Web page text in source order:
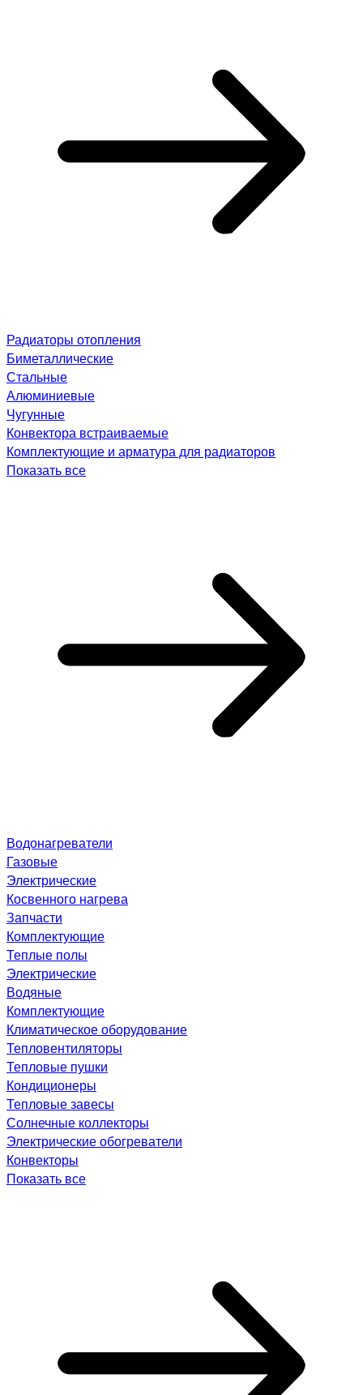
Радиаторы отопления
Биметаллические
Стальные
Алюминиевые
Чугунные
Конвектора встраиваемые
Комплектующие и арматура для радиаторов
Показать все
Водонагреватели
Газовые
Электрические
Косвенного нагрева
Запчасти
Комплектующие
Теплые полы
Электрические
Водяные
Комплектующие
Климатическое оборудование
Тепловентиляторы
Тепловые пушки
Кондиционеры
Тепловые завесы
Солнечные коллекторы
Электрические обогреватели
Конвекторы
Показать все